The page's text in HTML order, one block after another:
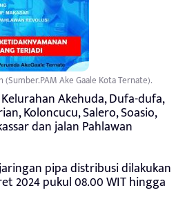
(Sumber.PAM Ake Gaale Kota Ternate).
Akehuda, Dufa-dufa,
Koloncucu, Salero, Soasio,
dan jalan Pahlawan
pipa distribusi dilakukan
2024 pukul 08.00 WIT hingga